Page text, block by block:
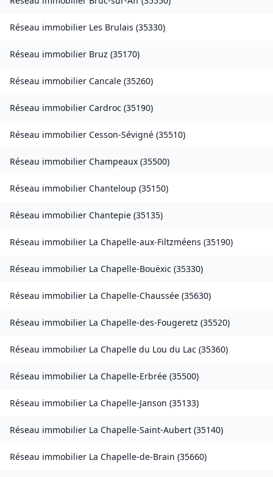
Réseau immobilier Les Brulais (35330)
Réseau immobilier Bruz (35170)
Réseau immobilier Cancale (35260)
Réseau immobilier Cardroc (35190)
Réseau immobilier Cesson-Sévigné (35510)
Réseau immobilier Champeaux (35500)
Réseau immobilier Chanteloup (35150)
Réseau immobilier Chantepie (35135)
Réseau immobilier La Chapelle-aux-Filtzméens (35190)
Réseau immobilier La Chapelle-Bouëxic (35330)
Réseau immobilier La Chapelle-Chaussée (35630)
Réseau immobilier La Chapelle-des-Fougeretz (35520)
Réseau immobilier La Chapelle du Lou du Lac (35360)
Réseau immobilier La Chapelle-Erbrée (35500)
Réseau immobilier La Chapelle-Janson (35133)
Réseau immobilier La Chapelle-Saint-Aubert (35140)
Réseau immobilier La Chapelle-de-Brain (35660)